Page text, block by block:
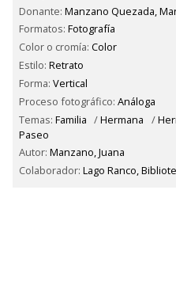
Donante: Manzano Quezada,
Formatos: Fotografía
Color o cromía: Color
Estilo: Retrato
Forma: Vertical
Proceso fotográfico: Análoga
Temas: Familia /Hermana /
Paseo
Autor: Manzano, Juana
Colaborador: Lago Ranco,